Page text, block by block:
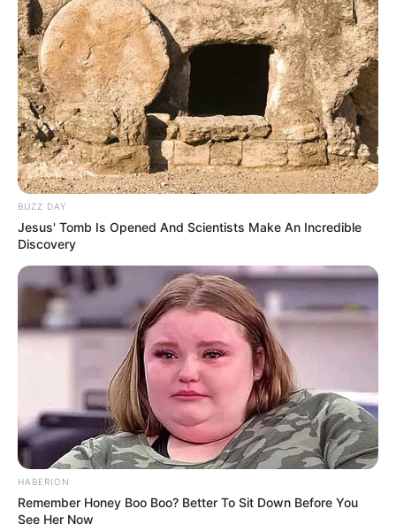
BUZZ DAY
Jesus' Tomb Is Opened And Scientists Make An Incredible
Discovery
HABERION
Remember Honey Boo Boo? Better To Sit Down Before You
See Her Now